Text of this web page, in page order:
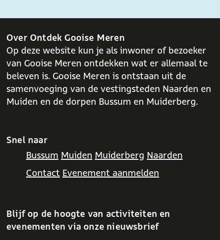
Over Ontdek Gooise Meren
Op deze website kun je als inwoner of bezoeker
van Gooise Meren ontdekken wat er allemaal te
beleven is. Gooise Meren is ontstaan uit de
samenvoeging van de vestingsteden Naarden en
Muiden en de dorpen Bussum en Muiderberg.
Snel naar
Bussum Muiden Muiderberg Naarden
Contact Evenement aanmelden
Blijf op de hoogte van activiteiten en
evenementen via onze nieuwsbrief